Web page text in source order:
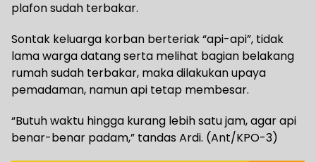
plafon sudah terbakar.
Sontak keluarga korban berteriak “api-api”, tidak
lama warga datang serta melihat bagian belakang
rumah sudah terbakar, maka dilakukan upaya
pemadaman, namun api tetap membesar.
“Butuh waktu hingga kurang lebih satu jam, agar api
benar-benar padam,” tandas Ardi. (Ant/KPO-3)